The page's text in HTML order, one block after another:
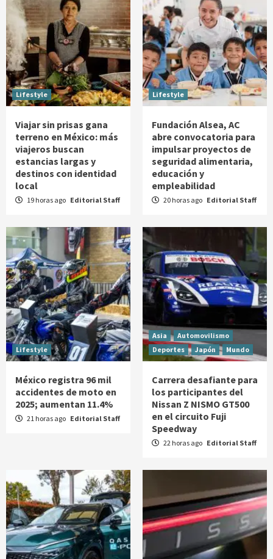
Lifestyle
Viajar sin prisas gana
terreno en México: más
viajeros buscan
estancias largas y
destinos con identidad
local
19 horas ago Editorial Staff
Lifestyle
Fundación Alsea, AC
abre convocatoria para
impulsar proyectos de
seguridad alimentaria,
educación y
empleabilidad
20 horas ago Editorial Staff
Lifestyle
México registra 96 mil
accidentes de moto en
2025; aumentan 11.4%
21 horas ago Editorial Staff
Asia
Automovilismo
Deportes
Japón Mundo
Carrera desafiante para
los participantes del
Nissan Z NISMO GT500
en el circuito Fuji
Speedway
22 horas ago Editorial Staff